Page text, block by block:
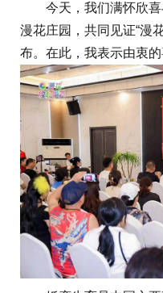
今天，我们满怀欣喜
漫花庄园，共同见证“漫
布。在此，我表示由衷